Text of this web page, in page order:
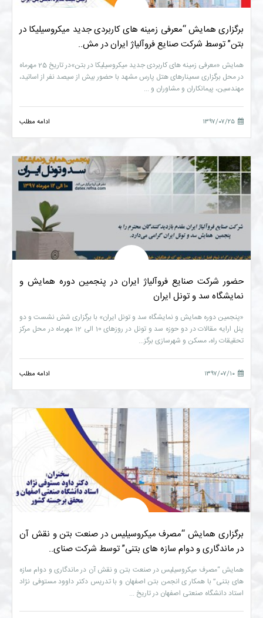
برگزاری همایش “معرفی زمینه های کاربردی جدید میکروسیلیکا در
بتن” توسط شرکت صنایع فروآلیاژ ایران در مش..
همایش «معرفی زمینه های کاربردی جدید میکروسیلیکا در بتن»در تاریخ 25 مهرماه
در محل برگزاری سمینارهای هتل پارس مشهد با حضور بیش از سیصد نفر از اساتید،
مهندسین، پیمانکاران و مشاوران و ...
۱۳۹۷/۰۷/۲۵ ادامه مطلب
حضور شرکت صنایع فروآلیاژ ایران در پنجمین دوره همایش و
نمایشگاه سد و تونل ایران
«پنجمین دوره همایش و نمایشگاه سد و تونل ایران» با برگزاری شش نشست و دو
پنل ارایه مقالات در دو حوزه سد و تونل در روزهای 10 الی 12 مهرماه در محل مرکز
تحقیقات راه، مسکن و شهرسازی برگز...
۱۳۹۷/۰۷/۱۰ ادامه مطلب
برگزاری همایش “مصرف میکروسیلیس در صنعت بتن و نقش آن
در ماندگاری و دوام سازه های بتنی” توسط شرکت صنای..
همایش “مصرف میکروسیلیس در صنعت بتن و نقش آن در ماندگاری و دوام سازه
های بتنی” با همکار ی انجمن بتن اصفهان و با تدریس دکتر داوود مستوفی نژاد
استاد دانشگاه صنعتی اصفهان در تاریخ ...